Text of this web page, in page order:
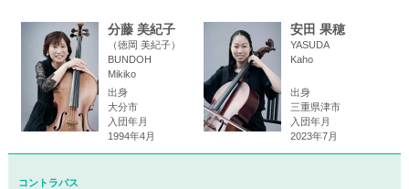
分藤 美紀子
（徳岡 美紀子）
BUNDOH
Mikiko
出身
大分市
入団年月
1994年4月
安田 果穂
YASUDA
Kaho
出身
三重県津市
入団年月
2023年7月
コントラバス